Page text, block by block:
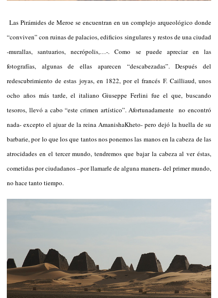
Las Pirámides de Meroe se encuentran en un complejo arqueológico donde
“conviven” con ruinas de palacios, edificios singulares y restos de una ciudad
-murallas, santuarios, necrópolis,…-. Como se puede apreciar en las
fotografías, algunas de ellas aparecen “descabezadas”. Después del
redescubrimiento de estas joyas, en 1822, por el francés F. Cailliaud, unos
ocho años más tarde, el italiano Giuseppe Ferlini fue el que, buscando
tesoros, llevó a cabo “este crimen artístico”. Afortunadamente no encontró
nada- excepto el ajuar de la reina AmanishaKheto- pero dejó la huella de su
barbarie, por lo que los que tantos nos ponemos las manos en la cabeza de las
atrocidades en el tercer mundo, tendremos que bajar la cabeza al ver éstas,
cometidas por ciudadanos –por llamarle de alguna manera- del primer mundo,
no hace tanto tiempo.